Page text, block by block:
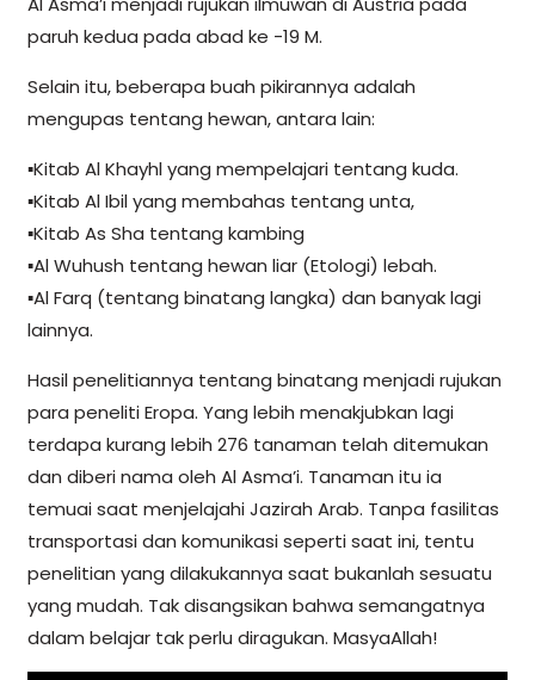
paruh kedua pada abad ke -19 M.
Selain itu, beberapa buah pikirannya adalah
mengupas tentang hewan, antara lain:
▪️Kitab Al Khayhl yang mempelajari tentang kuda.
▪️Kitab Al Ibil yang membahas tentang unta,
▪️Kitab As Sha tentang kambing
▪️Al Wuhush tentang hewan liar (Etologi) lebah.
▪️Al Farq (tentang binatang langka) dan banyak lagi
lainnya.
Hasil penelitiannya tentang binatang menjadi rujukan
para peneliti Eropa. Yang lebih menakjubkan lagi
terdapa kurang lebih 276 tanaman telah ditemukan
dan diberi nama oleh Al Asma’i. Tanaman itu ia
temuai saat menjelajahi Jazirah Arab. Tanpa fasilitas
transportasi dan komunikasi seperti saat ini, tentu
penelitian yang dilakukannya saat bukanlah sesuatu
yang mudah. Tak disangsikan bahwa semangatnya
dalam belajar tak perlu diragukan. MasyaAllah!